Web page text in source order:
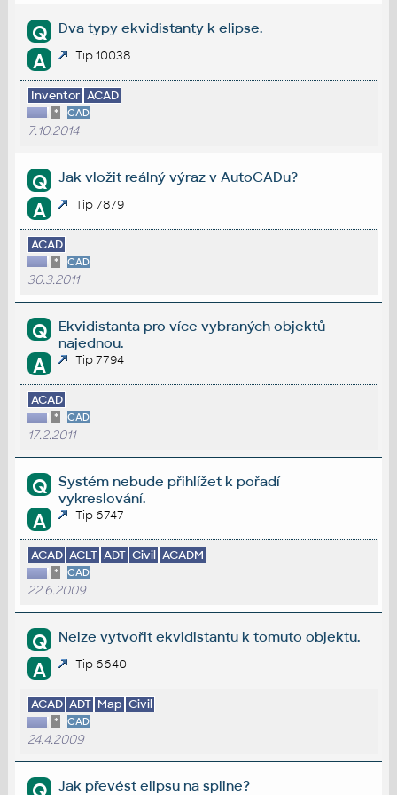
Q Dva typy ekvidistanty k elipse.
A Tip 10038
Inventor ACAD
* CAD
7.10.2014
Q Jak vložit reálný výraz v AutoCADu?
A Tip 7879
ACAD
* CAD
30.3.2011
Q
Ekvidistanta pro více vybraných objektů
najednou.
A Tip 7794
ACAD
* CAD
17.2.2011
Q
Systém nebude přihlížet k pořadí
vykreslování.
A Tip 6747
ACAD ACLT ADT Civil ACADM
* CAD
22.6.2009
Q Nelze vytvořit ekvidistantu k tomuto objektu.
A Tip 6640
ACAD ADT Map Civil
* CAD
24.4.2009
Jak převést elipsu na spline?